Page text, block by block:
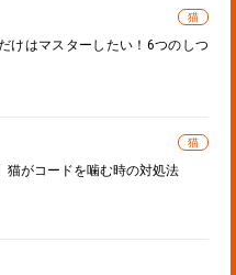
猫
けはマスターしたい！6つのしつ
猫
猫がコードを噛む時の対処法